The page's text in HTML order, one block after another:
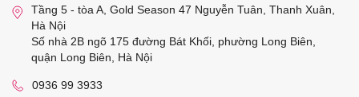
Tầng 5 - tòa A, Gold Season 47 Nguyễn Tuân, Thanh Xuân,
Hà Nội
Số nhà 2B ngõ 175 đường Bát Khối, phường Long Biên,
quận Long Biên, Hà Nội
0936 99 3933